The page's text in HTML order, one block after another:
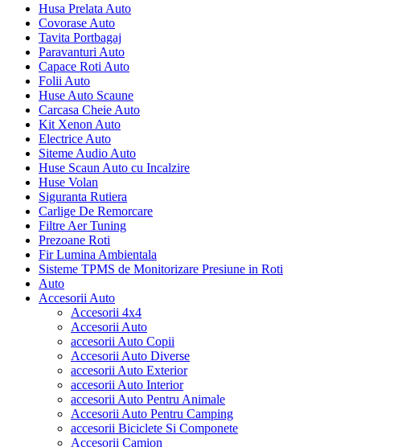
Husa Prelata Auto
Covorase Auto
Tavita Portbagaj
Paravanturi Auto
Capace Roti Auto
Folii Auto
Huse Auto Scaune
Carcasa Cheie Auto
Kit Xenon Auto
Electrice Auto
Siteme Audio Auto
Huse Scaun Auto cu Incalzire
Huse Volan
Siguranta Rutiera
Carlige De Remorcare
Filtre Aer Tuning
Prezoane Roti
Fir Lumina Ambientala
Sisteme TPMS de Monitorizare Presiune in Roti
Auto
Accesorii Auto
Accesorii 4x4
Accesorii Auto
accesorii Auto Copii
Accesorii Auto Diverse
accesorii Auto Exterior
accesorii Auto Interior
accesorii Auto Pentru Animale
Accesorii Auto Pentru Camping
accesorii Biciclete Si Componete
Accesorii Camion